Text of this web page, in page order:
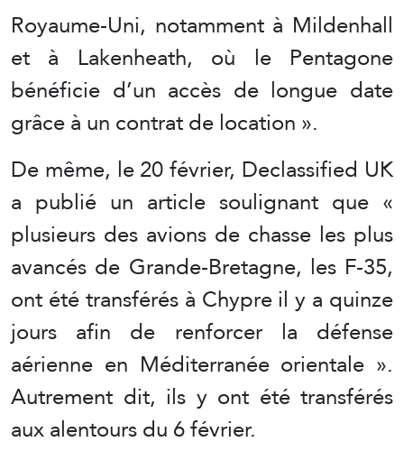
Royaume-Uni, notamment à Mildenhall
et à Lakenheath, où le Pentagone
bénéficie d’un accès de longue date
grâce à un contrat de location ».
De même, le 20 février, Declassified UK
a publié un article soulignant que «
plusieurs des avions de chasse les plus
avancés de Grande-Bretagne, les F-35,
ont été transférés à Chypre il y a quinze
jours afin de renforcer la défense
aérienne en Méditerranée orientale ».
Autrement dit, ils y ont été transférés
aux alentours du 6 février.